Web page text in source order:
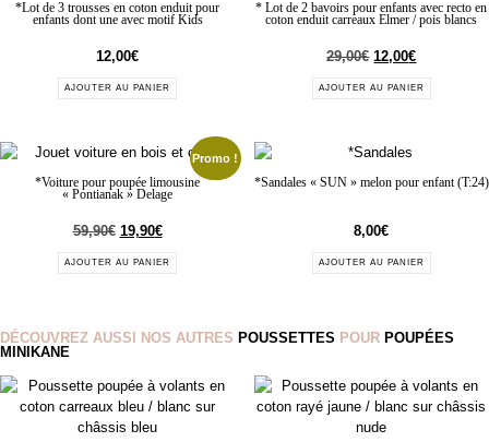
*Lot de 3 trousses en coton enduit pour
enfants dont une avec motif Kids
12,00€
AJOUTER AU PANIER
* Lot de 2 bavoirs pour enfants avec recto en
coton enduit carreaux Elmer / pois blancs
29,00€ 12,00€
AJOUTER AU PANIER
Promo !
*Voiture pour poupée limousine
« Pontianak » Delage
59,90€ 19,90€
AJOUTER AU PANIER
*Sandales « SUN » melon pour enfant (T:24)
8,00€
AJOUTER AU PANIER
DÉCOUVREZ AUSSI NOS AUTRES POUSSETTES POUR POUPÉES
MINIKANE